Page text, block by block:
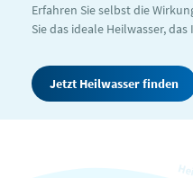
Erfahren Sie selbst die
Sie das ideale Heilwasser,
Jetzt Heilwasser finden